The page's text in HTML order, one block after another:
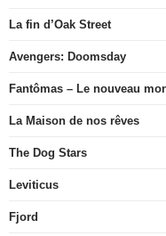
La fin d’Oak Street
Avengers: Doomsday
Fantômas – Le nouveau
La Maison de nos rêves
The Dog Stars
Leviticus
Fjord